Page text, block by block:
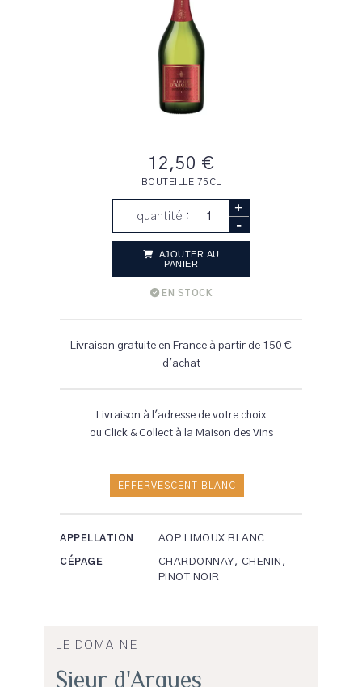
12,50 €
BOUTEILLE 75CL
quantité : +
-
AJOUTER AU
PANIER
EN STOCK
Livraison gratuite en France à partir de 150 €
d'achat
Livraison à l'adresse de votre choix
ou Click & Collect à la Maison des Vins
EFFERVESCENT BLANC
APPELLATION AOP LIMOUX BLANC
CÉPAGE
CHARDONNAY, CHENIN,
PINOT NOIR
LE DOMAINE
Sieur d'Arques